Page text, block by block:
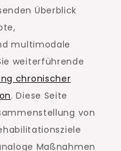
Überblick
multimodale
weiterführende
chronischer
. Diese Seite
von
Maßnahmen